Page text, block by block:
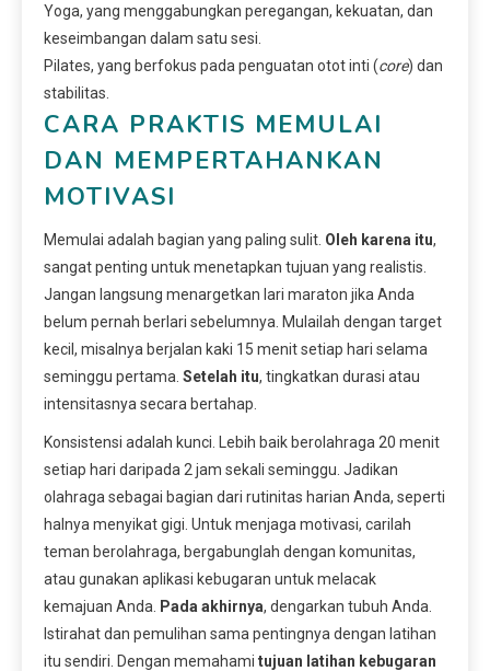
Yoga, yang menggabungkan peregangan, kekuatan, dan
keseimbangan dalam satu sesi.
Pilates, yang berfokus pada penguatan otot inti (core) dan
stabilitas.
CARA PRAKTIS MEMULAI
DAN MEMPERTAHANKAN
MOTIVASI
Memulai adalah bagian yang paling sulit. Oleh karena itu,
sangat penting untuk menetapkan tujuan yang realistis.
Jangan langsung menargetkan lari maraton jika Anda
belum pernah berlari sebelumnya. Mulailah dengan target
kecil, misalnya berjalan kaki 15 menit setiap hari selama
seminggu pertama. Setelah itu, tingkatkan durasi atau
intensitasnya secara bertahap.
Konsistensi adalah kunci. Lebih baik berolahraga 20 menit
setiap hari daripada 2 jam sekali seminggu. Jadikan
olahraga sebagai bagian dari rutinitas harian Anda, seperti
halnya menyikat gigi. Untuk menjaga motivasi, carilah
teman berolahraga, bergabunglah dengan komunitas,
atau gunakan aplikasi kebugaran untuk melacak
kemajuan Anda.
Pada akhirnya, dengarkan tubuh Anda.
Istirahat dan pemulihan sama pentingnya dengan latihan
itu sendiri. Dengan memahami tujuan latihan kebugaran